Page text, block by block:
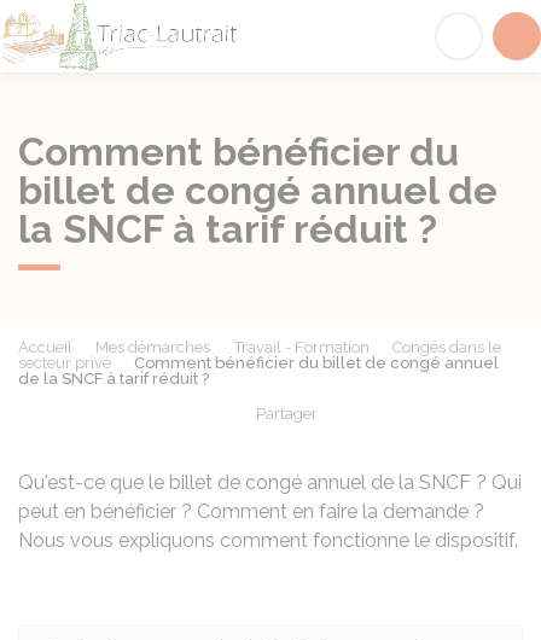
Comment bénéficier du
billet de congé annuel de
la SNCF à tarif réduit ?
Accueil Mes démarches Travail - Formation
Congés dans le
secteur privé
Comment bénéficier du billet de congé annuel
de la SNCF à tarif réduit ?
Partager
Qu'est-ce que le billet de congé annuel de la SNCF ? Qui
peut en bénéficier ? Comment en faire la demande ?
Nous vous expliquons comment fonctionne le dispositif.